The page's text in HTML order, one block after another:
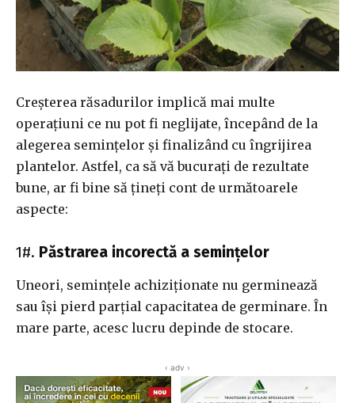
Creșterea răsadurilor implică mai multe
operațiuni ce nu pot fi neglijate, începând de la
alegerea semințelor și finalizând cu îngrijirea
plantelor. Astfel, ca să vă bucurați de rezultate
bune, ar fi bine să țineți cont de următoarele
aspecte:
1#. Păstrarea incorectă a semințelor
Uneori, semințele achiziționate nu germinează
sau își pierd parțial capacitatea de germinare. În
mare parte, acesc lucru depinde de stocare.
‹ adv ›